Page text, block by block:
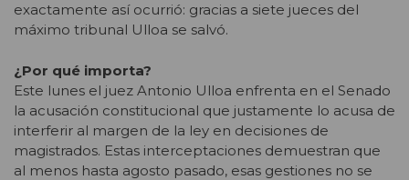
exactamente así ocurrió: gracias a siete jueces del
máximo tribunal Ulloa se salvó.
¿Por qué importa?
Este lunes el juez Antonio Ulloa enfrenta en el Senado
la acusación constitucional que justamente lo acusa de
interferir al margen de la ley en decisiones de
magistrados. Estas interceptaciones demuestran que
al menos hasta agosto pasado, esas gestiones no se